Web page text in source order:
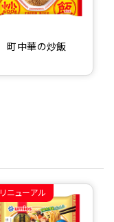
町中華の炒飯
リニューアル